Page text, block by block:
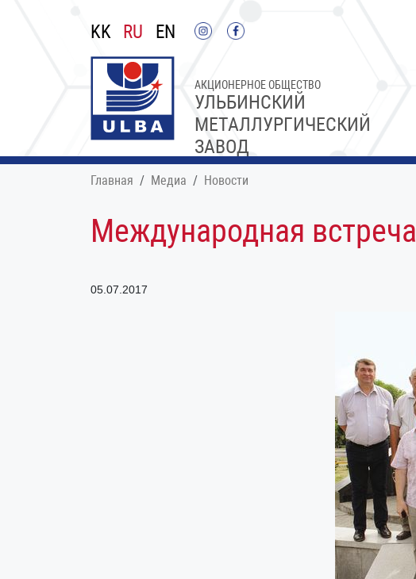
KK RU EN
УЛЬБИНСКИЙ
МЕТАЛЛУРГИЧЕСКИЙ
ЗАВОД
АКЦИОНЕРНОЕ ОБЩЕСТВО
Главная Медиа Новости
Международная встреча
05.07.2017